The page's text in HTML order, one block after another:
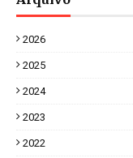
2026
2025
2024
2023
2022